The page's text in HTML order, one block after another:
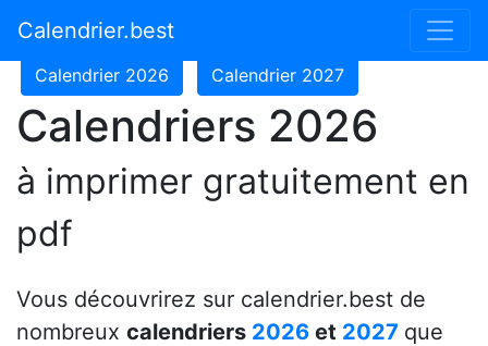
Calendrier.best
Calendrier 2024
Calendrier 2026 Calendrier 2027
Calendriers 2026
à imprimer gratuitement en
pdf
Vous découvrirez sur calendrier.best de
nombreux calendriers 2026 et 2027 que